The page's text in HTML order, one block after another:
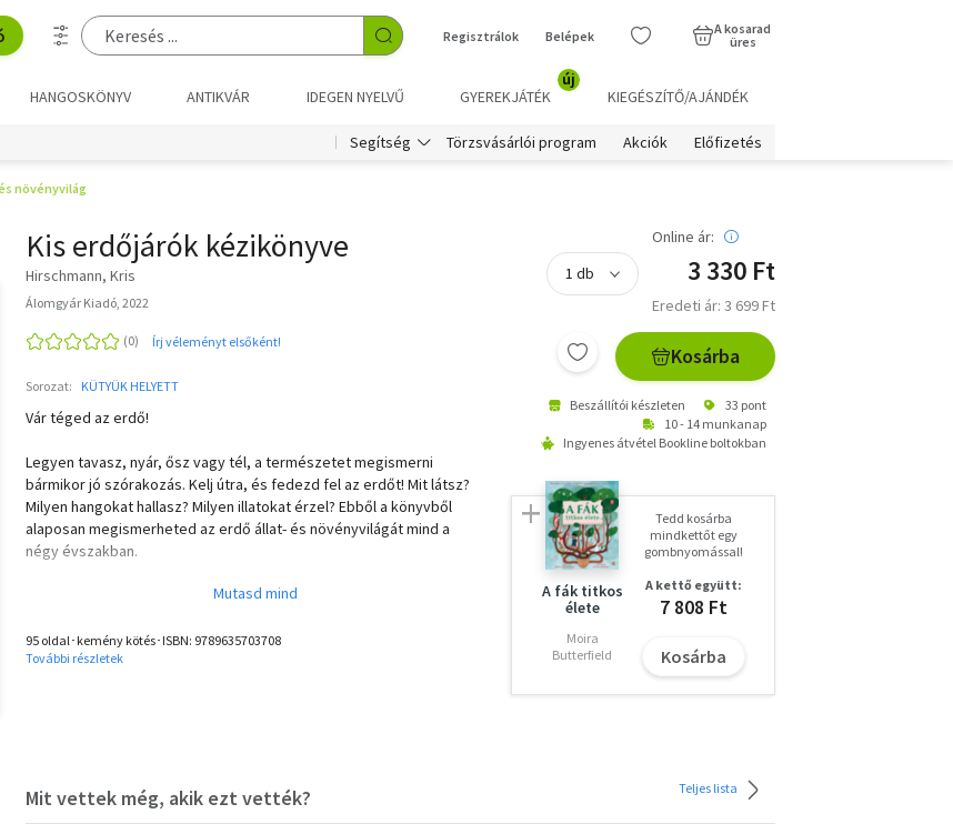
Regisztrálok Belépek
A kosarad
üres
HANGOSKÖNYV ANTIKVÁR IDEGEN NYELVŰ GYEREKJÁTÉK
új
KIEGÉSZÍTŐ/AJÁNDÉK
Segítség Törzsvásárlói program Akciók Előfizetés
növényvilág
Kis erdőjárók kézikönyve
Hirschmann, Kris
Álomgyár Kiadó, 2022
Írj véleményt elsőként!
Sorozat: KÜTYÜK HELYETT
Vár téged az erdő!
Legyen tavasz, nyár, ősz vagy tél, a természetet megismerni
bármikor jó szórakozás. Kelj útra, és fedezd fel az erdőt! Mit látsz?
Milyen hangokat hallasz? Milyen illatokat érzel? Ebből a könyvből
alaposan megismerheted az erdő állat- és növényvilágát mind a
négy évszakban.
A gyerekeknek szóló erdei kézikönyv célja arra bátorítani a kicsiket
ötletet kínál arra, hogy milyen kreatív tevékenységekkel lehet
játszva tanulni, és megismerni a környezetünket. Nemcsak a
95 oldal･kemény kötés･ISBN: 9789635703708
További részletek
Online ár:
3 330 Ft
Eredeti ár: 3 699 Ft
Kosárba
Beszállítói készleten
33 pont
10 - 14 munkanap
Ingyenes átvétel Bookline boltokban
A fák titkos
élete
Moira
Butterfield
Tedd kosárba
mindkettőt egy
gombnyomással!
A kettő együtt:
7 808 Ft
Kosárba
Mit vettek még, akik ezt vették? Teljes lista